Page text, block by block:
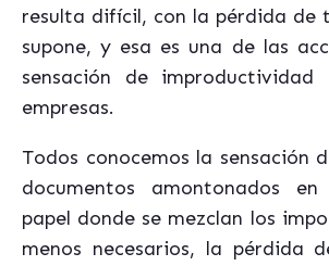
resulta difícil, con la pérdida de
supone, y esa es una de las
sensación de improductividad
empresas.
Todos conocemos la sensación
documentos amontonados
papel donde se mezclan los
menos necesarios, la pérdida